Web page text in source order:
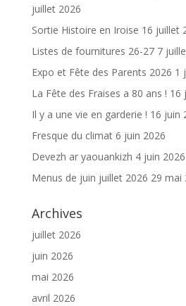
juillet 2026
Sortie Histoire en Iroise 16 juillet
Listes de fournitures 26-27 7
Expo et Fête des Parents 2026 1
La Fête des Fraises a 80 ans ! 16
Il y a une vie en garderie ! 16 juin
Fresque du climat 6 juin 2026
Devezh ar yaouankizh 4 juin 2026
Menus de juin juillet 2026 29 mai
Archives
juillet 2026
juin 2026
mai 2026
avril 2026